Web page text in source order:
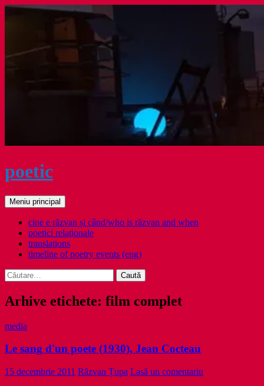
Sari
poetic
Caută
Meniu principal
cine e răzvan și când/who is răzvan and when
poetici relaţionale
translations
timeline of poetry events (eng)
Caută
după:
Arhive etichete: film complet
media
Le sang d'un poete (1930), Jean Cocteau
15 decembrie 2011 Răzvan Țupa Lasă un comentariu